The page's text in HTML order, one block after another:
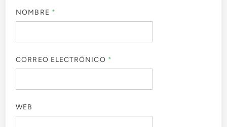
NOMBRE *
CORREO ELECTRÓNICO *
WEB